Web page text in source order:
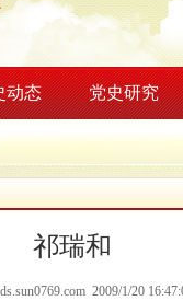
动态 党史研究
祁瑞和
2009/1/20